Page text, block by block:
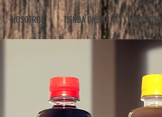
NOSOTROS TIENDA ONLINE